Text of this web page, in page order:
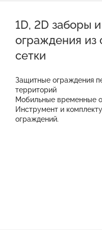
1D, 2D заборы и
ограждения из
сетки
Защитные ограждения
территорий
Мобильные временные
Инструмент и
ограждений.